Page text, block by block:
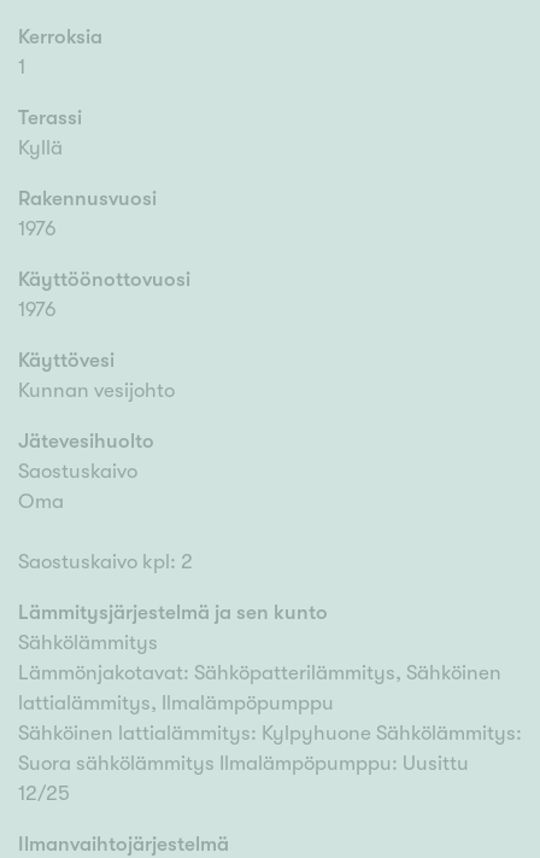
Kerroksia
1
Terassi
Kyllä
Rakennusvuosi
1976
Käyttöönottovuosi
1976
Käyttövesi
Kunnan vesijohto
Jätevesihuolto
Saostuskaivo
Oma
Saostuskaivo kpl: 2
Lämmitysjärjestelmä ja sen kunto
Sähkölämmitys
Lämmönjakotavat: Sähköpatterilämmitys, Sähköinen
lattialämmitys, Ilmalämpöpumppu
Sähköinen lattialämmitys: Kylpyhuone Sähkölämmitys:
Suora sähkölämmitys Ilmalämpöpumppu: Uusittu
12/25
Ilmanvaihtojärjestelmä